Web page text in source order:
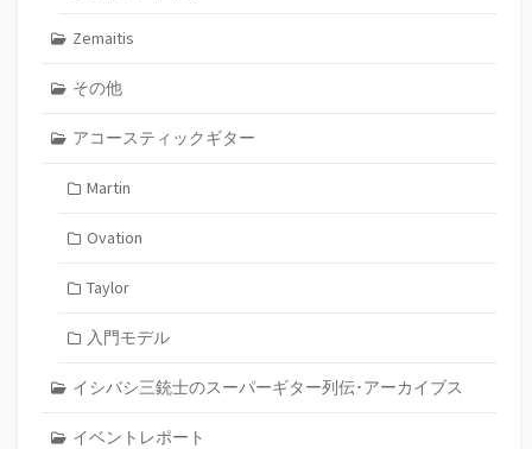
Zemaitis
その他
アコースティックギター
Martin
Ovation
Taylor
入門モデル
イシバシ三銃士のスーパーギター列伝･アーカイブス
イベントレポート